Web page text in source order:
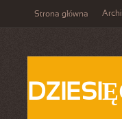
Strona główna